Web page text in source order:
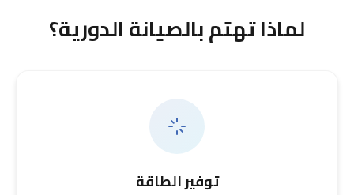
لماذا تهتم بالصيانة الدورية؟
توفير الطاقة